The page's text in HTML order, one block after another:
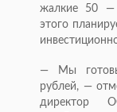
жалкие 50 —
этого
— Мы
рублей, —
директор